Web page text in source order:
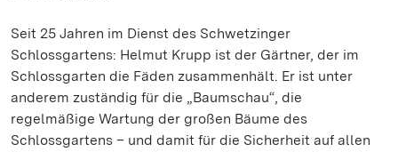
Seit 25 Jahren im Dienst des Schwetzinger
Schlossgartens: Helmut Krupp ist der Gärtner, der im
Schlossgarten die Fäden zusammenhält. Er ist unter
anderem zuständig für die „Baumschau“, die
regelmäßige Wartung der großen Bäume des
Schlossgartens – und damit für die Sicherheit auf allen